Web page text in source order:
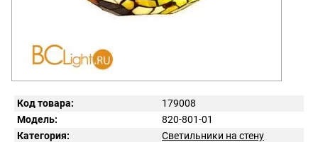
Код товара:
179008
Модель:
820-801-01
Категория:
Светильники на стену